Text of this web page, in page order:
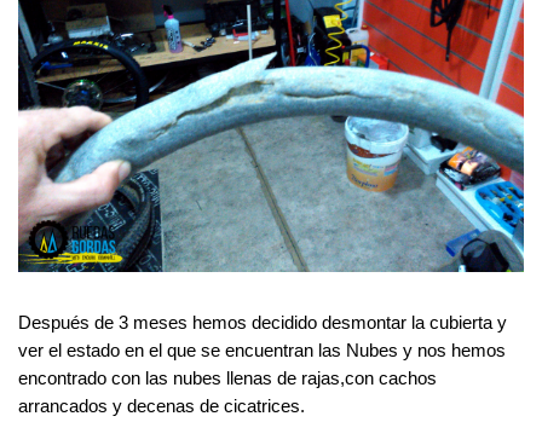
Después de 3 meses hemos decidido desmontar la cubierta y
ver el estado en el que se encuentran las Nubes y nos hemos
encontrado con las nubes llenas de rajas,con cachos
arrancados y decenas de cicatrices.